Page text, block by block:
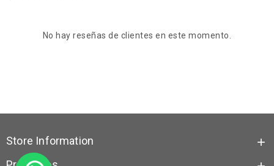
No hay reseñas de clientes en este momento.
Store Information 